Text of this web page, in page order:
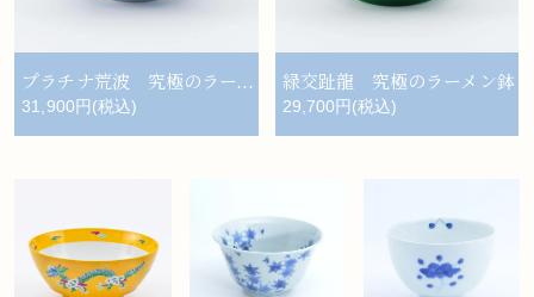
プラチナ荒波 究極のラーメン鉢
31,900円(税込)
緑交趾龍 究極のラーメン鉢
29,700円(税込)